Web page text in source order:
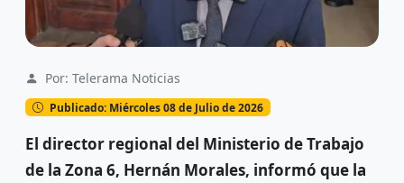
Por: Telerama Noticias
Publicado: Miércoles 08 de Julio de 2026
El director regional del Ministerio de Trabajo
de la Zona 6, Hernán Morales, informó que la